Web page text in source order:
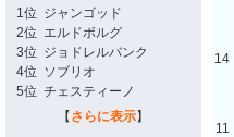
1位 ジャンゴッド
2位 エルドボルグ
3位 ジョドレルバンク
4位 ソブリオ
5位 チェスティーノ
【 さらに表示】
14
11